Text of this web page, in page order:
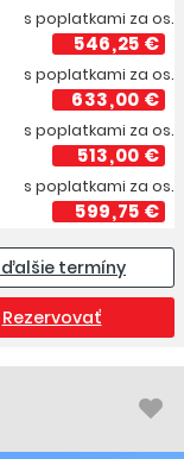
s poplatkami za os.
546,25 €
s poplatkami za os.
633,00 €
s poplatkami za os.
513,00 €
s poplatkami za os.
599,75 €
termíny
Rezervovať